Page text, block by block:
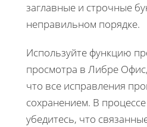
заглавные и строчные
неправильном порядке.
Используйте функцию
просмотра в Либре
что все исправления
сохранением. В
убедитесь, что